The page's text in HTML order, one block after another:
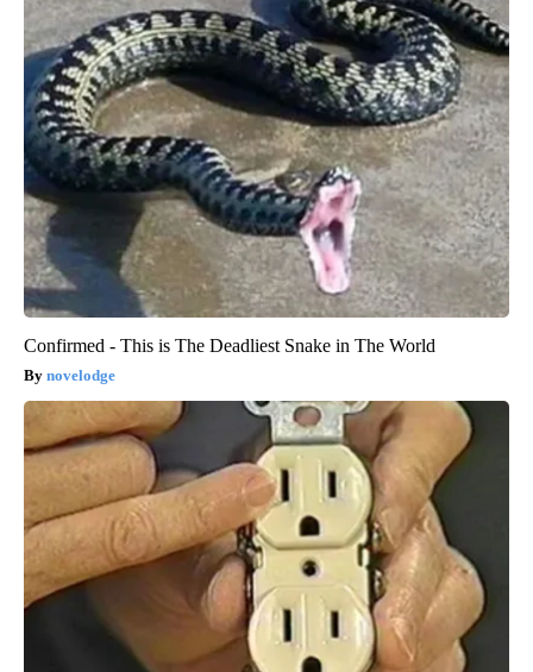
Confirmed - This is The Deadliest Snake in The World
novelodge